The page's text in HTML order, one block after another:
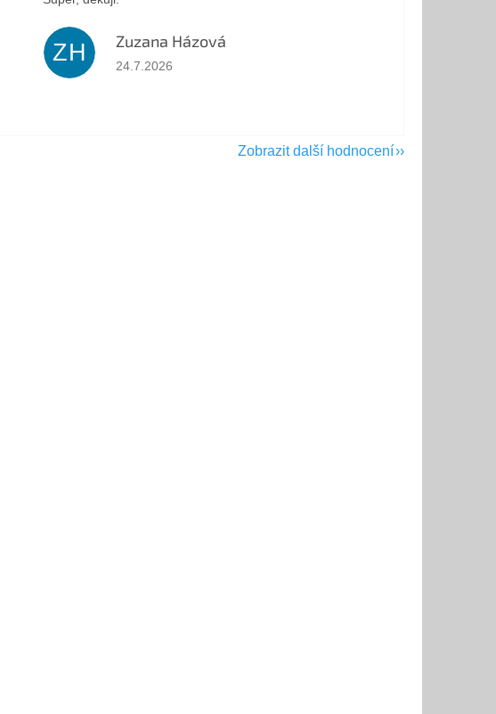
ZH Zuzana Házová
Hodnocení obchodu je 5 z 5 hvězdiček.
24.7.2026
Zobrazit další hodnocení